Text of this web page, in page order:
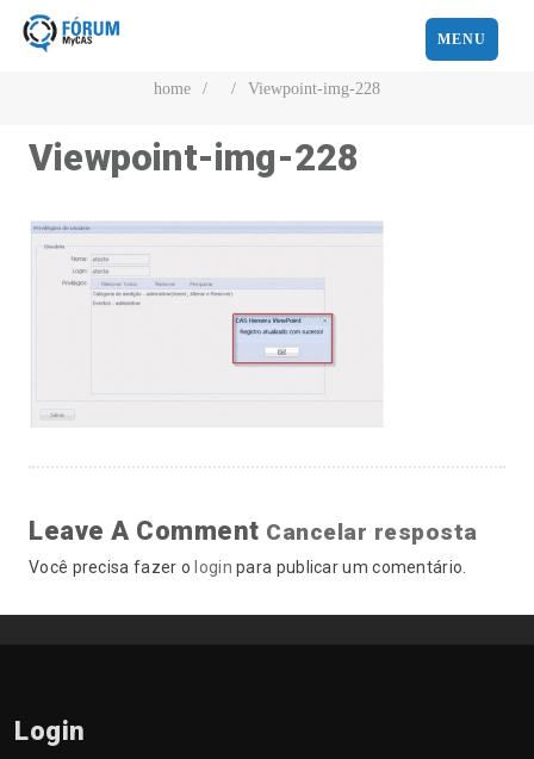
MENU
home / / Viewpoint-img-228
Viewpoint-img-228
Leave A Comment Cancelar resposta
Você precisa fazer o login para publicar um comentário.
Login